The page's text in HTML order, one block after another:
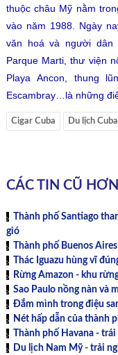
thuộc châu Mỹ nằm
vào năm 1988. Ngày
văn hoá và người
Parque Marti, thư viện
Playa Ancon, thung
Escambray…là những
Cigar Cuba Du lịch Cuba
CÁC TIN CŨ HƠN
Thành phố Santiago
gió
Thành phố Buenos
Thác Iguazu hùng vĩ
Rừng Amazon - khu
Sao Paulo nồng nàn và
Đắm mình trong điệu
Nét hấp dẫn của thành
Thành phố Havana -
Du lịch Nam Mỹ - trải